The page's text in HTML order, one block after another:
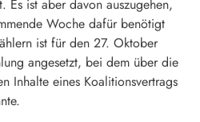
Es ist aber davon auszugehen,
Woche dafür benötigt
ist für den 27. Oktober
angesetzt, bei dem über die
Inhalte eines Koalitionsvertrags